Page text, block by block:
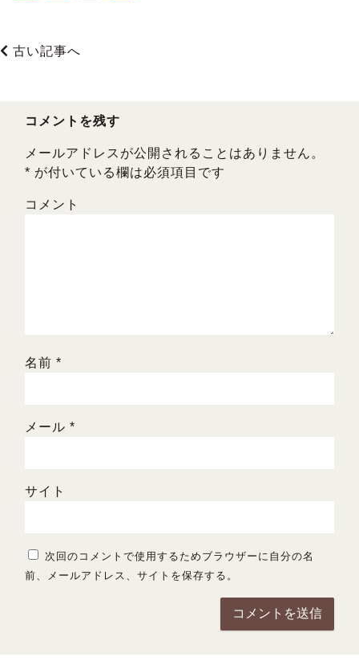
e
o
k
er
古い記事へ
コメントを残す
メールアドレスが公開されることはありません。
* が付いている欄は必須項目です
コメント
名前*
メール*
サイト
次回のコメントで使用するためブラウザーに自分の名
前、メールアドレス、サイトを保存する。